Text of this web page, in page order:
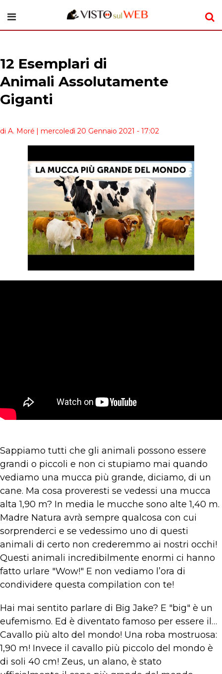
12 Esemplari di
Animali Assolutamente
Giganti
di A. Moré | mercoledì 20 Gennaio 2021 - 17:02
Sappiamo tutti che gli animali possono essere
grandi o piccoli e non ci stupiamo mai quando
vediamo una mucca più grande, diciamo, di un
cane. Ma cosa proveresti se vedessi una mucca
alta 1,90 m? In media le mucche sono alte 1,40 m.
Madre Natura avrà sempre qualcosa con cui
sorprenderci e se vedessimo uno di questi
animali di certo non crederemmo ai nostri occhi!
Questi animali incredibilmente enormi ci hanno
fatto urlare "Wow!" E non vediamo l’ora di
condividere questa compilation con te!
Hai mai sentito parlare di Big Jake? E "big" è un
eufemismo. Ed è diventato famoso per essere il…
Cavallo più alto del mondo! Una roba mostruosa:
1,90 m! Invece il cavallo più piccolo del mondo è
di soli 40 cm! Zeus, un alano, è stato